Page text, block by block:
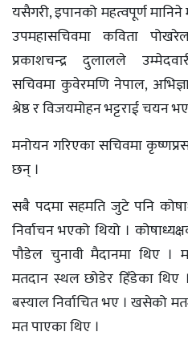
यसैगरी, इपानको महत्वपूर्ण
उपमहासचिवमा कविता
प्रकाशचन्द्र दुलालले
सचिवमा कुवेरमणि नेपाल,
श्रेष्ठ र विजयमोहन भट्टराई चयन
मनोयन गरिएका सचिवमा
छन् ।
सबै पदमा सहमति जुटे पनि
निर्वाचन भएको थियो ।
पौडेल चुनावी मैदानमा थिए ।
मतदान स्थल छोडेर हिँडेका
बस्याल निर्वाचित भए । खसेको
मत पाएका थिए ।